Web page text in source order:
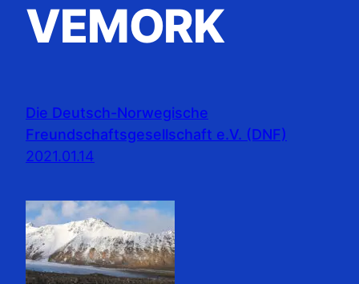
VEMORK
Die Deutsch-Norwegische
Freundschaftsgesellschaft e.V. (DNF)
2021.01.14